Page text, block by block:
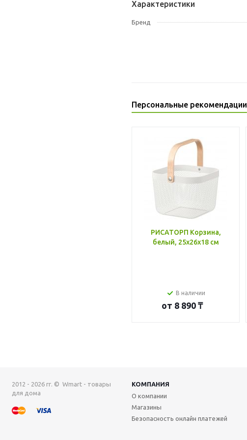
Характеристики
Бренд
Персональные рекомендации
РИСАТОРП Корзина,
белый, 25x26x18 см
В наличии
от 8 890 ₸
2012 - 2026 гг. © Wmart - товары
для дома
КОМПАНИЯ
О компании
Магазины
Безопасность онлайн платежей